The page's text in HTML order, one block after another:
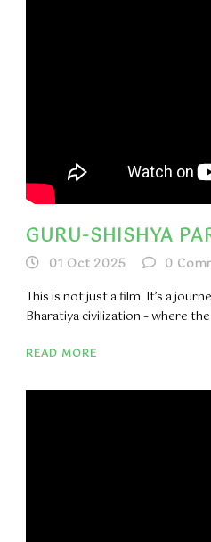
GURU-SHISHYA
01 Oct 2025 0
This is not just a film. It’s a
Bharatiya civilization – where
READ MORE